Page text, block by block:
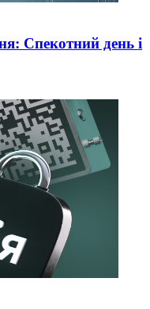
Спекотний день і